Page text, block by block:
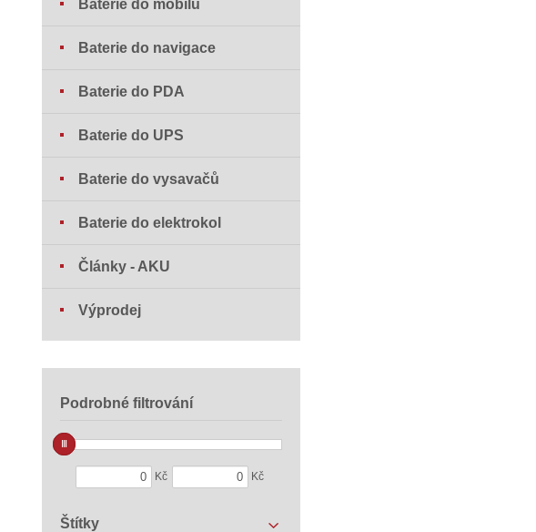
Baterie do mobilu
Baterie do navigace
Baterie do PDA
Baterie do UPS
Baterie do vysavačů
Baterie do elektrokol
Články - AKU
Výprodej
Podrobné filtrování
Kč Kč
Štítky